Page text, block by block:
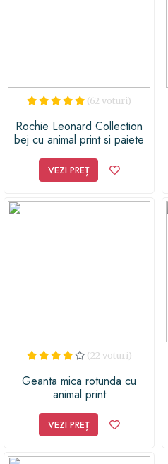
(62 voturi)
Rochie Leonard Collection
bej cu animal print si paiete
VEZI PREȚ
(22 voturi)
Geanta mica rotunda cu
animal print
VEZI PREȚ